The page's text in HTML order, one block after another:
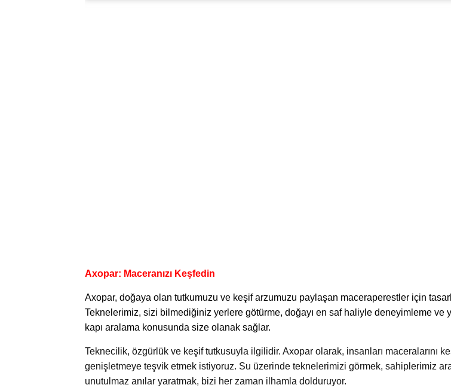
Axopar: Maceranızı Keşfedin
Axopar, doğaya olan tutkumuzu ve keşif arzumuzu paylaşan maceraperestler için
Teknelerimiz, sizi bilmediğiniz yerlere götürme, doğayı en saf haliyle deneyimleme ve
kapı aralama konusunda size olanak sağlar.
Teknecilik, özgürlük ve keşif tutkusuyla ilgilidir. Axopar olarak, insanları maceralarını
genişletmeye teşvik etmek istiyoruz. Su üzerinde teknelerimizi görmek, sahiplerimiz
unutulmaz anılar yaratmak, bizi her zaman ilhamla dolduruyor.